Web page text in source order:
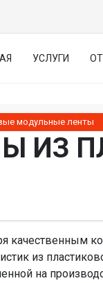
УСЛУГИ
модульные ленты
ИЗ
качественным
из
на